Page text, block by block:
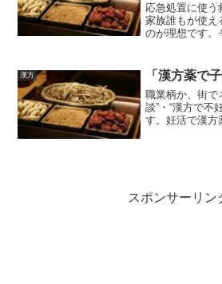
応急処置に使う
家族誰もが使え
のが理想です。
品扱いですが
い「板藍根」の
漢方 「漢方薬で
職業柄か、街で
談”・“漢方で不
す。妊活で漢方
スポンサーリン